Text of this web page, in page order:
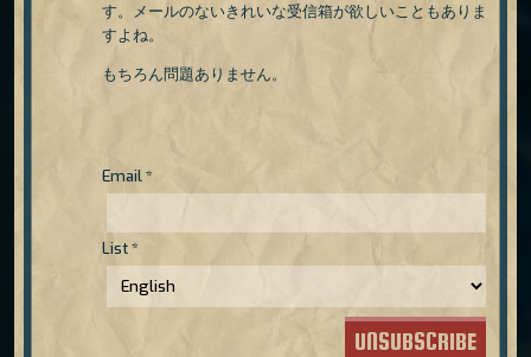
す。メールのないきれいな受信箱が欲しいこともありま
すよね。
もちろん問題ありません。
Email*
List*
UNSUBSCRIBE